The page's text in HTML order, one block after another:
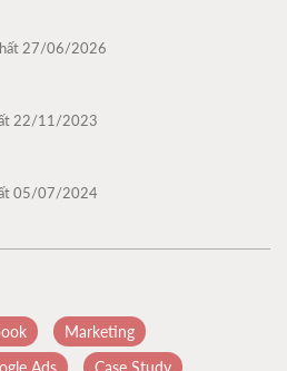
27/06/2026
22/11/2023
05/07/2024
Marketing